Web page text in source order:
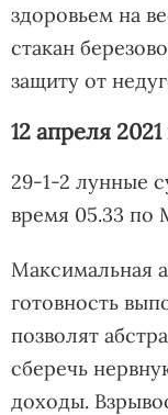
здоровьем на
стакан
защиту от
12 апреля
29-1-2 лунные
время 05.33 по
Максимальная
готовность
позволят
сберечь
доходы.